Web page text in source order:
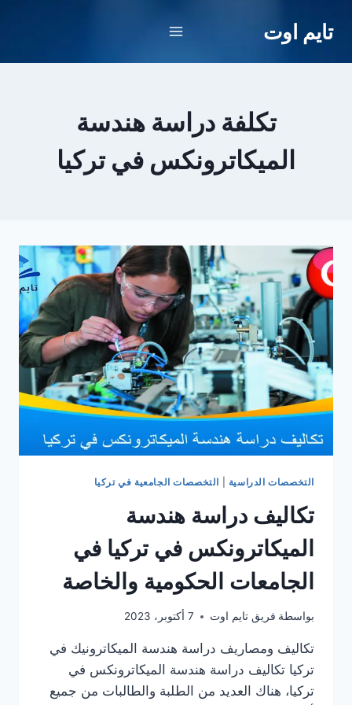
تايم اوت
تكلفة دراسة هندسة
الميكاترونكس في تركيا
التخصصات الدراسية التخصصات الجامعية في تركيا
تكاليف دراسة هندسة
الميكاترونكس في تركيا في
الجامعات الحكومية والخاصة
بواسطة فريق تايم اوت 7 أكتوبر، 2023
تكاليف ومصاريف دراسة هندسة الميكاترونيك في
تركيا تكاليف دراسة هندسة الميكاترونكس في
تركيا، هناك العديد من الطلبة والطالبات من جميع